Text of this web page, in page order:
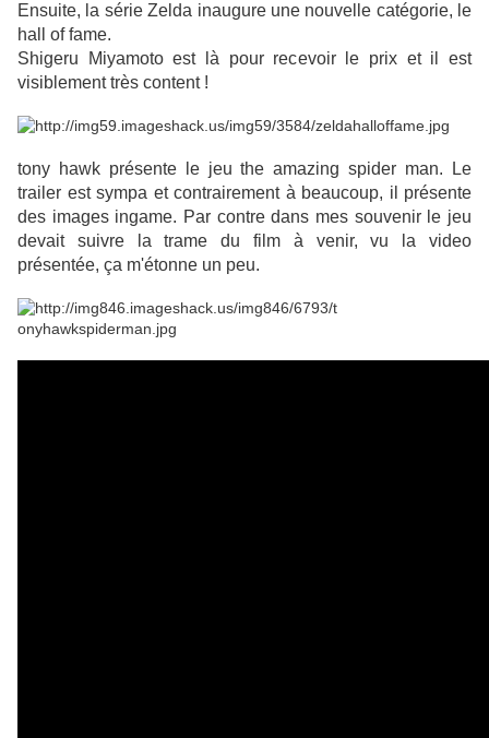
Ensuite, la série Zelda inaugure une nouvelle catégorie, le
hall of fame.
Shigeru Miyamoto est là pour recevoir le prix et il est
visiblement très content !
tony hawk présente le jeu the amazing spider man. Le
trailer est sympa et contrairement à beaucoup, il présente
des images ingame. Par contre dans mes souvenir le jeu
devait suivre la trame du film à venir, vu la video
présentée, ça m'étonne un peu.